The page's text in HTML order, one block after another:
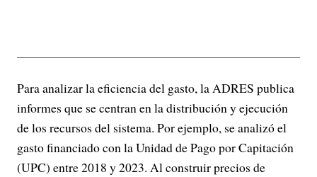
Para analizar la eficiencia del gasto, la ADRES publica
informes que se centran en la distribución y ejecución
de los recursos del sistema. Por ejemplo, se analizó el
gasto financiado con la Unidad de Pago por Capitación
(UPC) entre 2018 y 2023. Al construir precios de